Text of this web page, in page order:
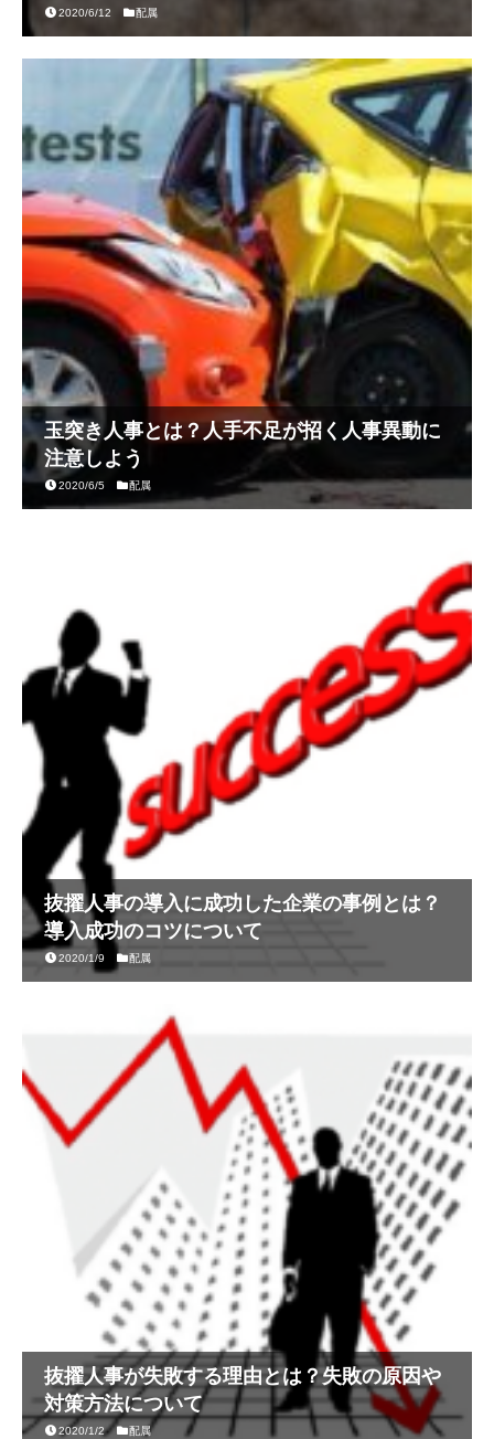
2020/6/12 配属
玉突き人事とは？人手不足が招く人事異動に
注意しよう
2020/6/5 配属
抜擢人事の導入に成功した企業の事例とは？
導入成功のコツについて
2020/1/9 配属
抜擢人事が失敗する理由とは？失敗の原因や
対策方法について
2020/1/2 配属